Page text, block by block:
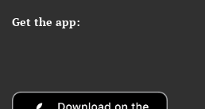
Get the app: